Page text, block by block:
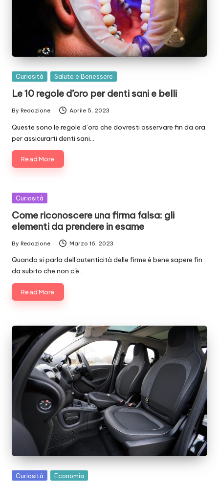
Posted
Curiosità Salute e Benessere
Le 10 regole d’oro per denti sani e belli
Posted
by
By Redazione Aprile 5, 2023
Queste sono le regole d’oro che dovresti osservare fin da ora
per assicurarti denti sani…
Read More
Posted
Curiosità
Come riconoscere una firma falsa: gli
elementi da prendere in esame
Posted
by
By Redazione Marzo 16, 2023
Quando si parla dell'autenticità delle firme è bene sapere fin
da subito che non c'è…
Read More
Posted
Curiosità Economia